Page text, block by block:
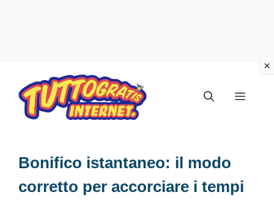
contenuto
Menu
Bonifico istantaneo: il modo
corretto per accorciare i tempi